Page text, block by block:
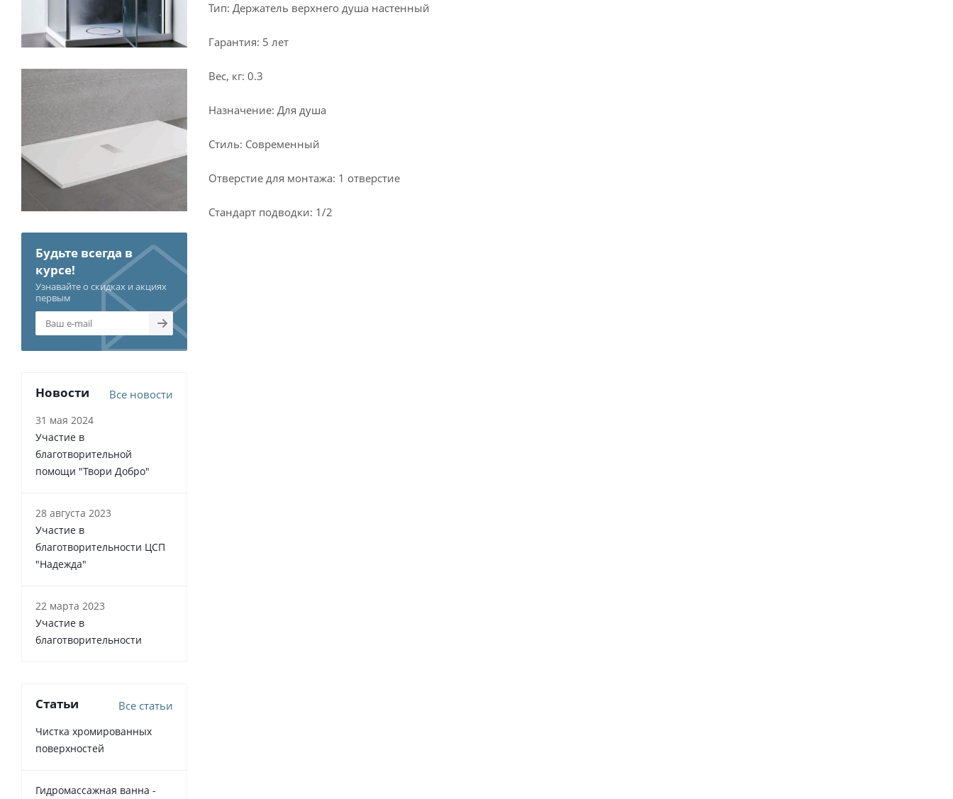
Тип: Держатель верхнего душа настенный
Гарантия: 5 лет
Вес, кг: 0.3
Назначение: Для душа
Стиль: Современный
Отверстие для монтажа: 1 отверстие
Стандарт подводки: 1/2
Будьте всегда в
курсе!
Узнавайте о скидках и акциях
первым
Новости Все новости
31 мая 2024
Участие в
благотворительной
помощи "Твори Добро"
28 августа 2023
Участие в
благотворительности ЦСП
"Надежда"
22 марта 2023
Участие в
благотворительности
Статьи Все статьи
Чистка хромированных
поверхностей
Гидромассажная ванна -